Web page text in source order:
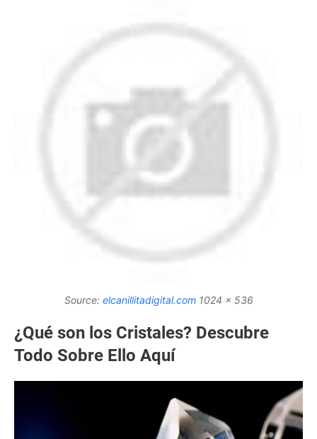
Source: elcanillitadigital.com1024 x 536
¿Qué son los Cristales? Descubre
Todo Sobre Ello Aquí